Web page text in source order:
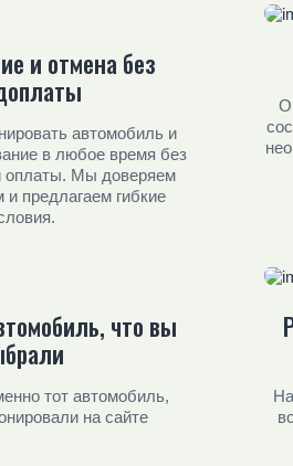
и отмена без
автомобиль и
в любое время без
оплаты. Мы доверяем
предлагаем гибкие
что вы
тот автомобиль,
на сайте